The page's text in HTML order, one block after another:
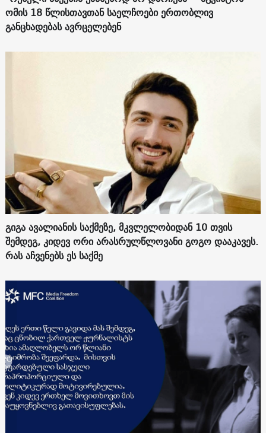
ომის 18 წლისთავთან საელჩოები ერთობლივ
განცხადებას ავრცელებენ
გიგა ავალიანის საქმეზე, მკვლელობიდან 10 თვის
შემდეგ, კიდევ ორი არასრულწლოვანი გოგო დააკავეს.
რას აჩვენებს ეს საქმე